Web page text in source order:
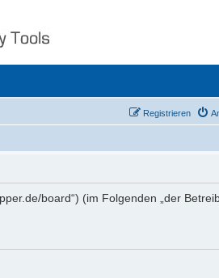
Registrieren
board“) (im Folgenden „der